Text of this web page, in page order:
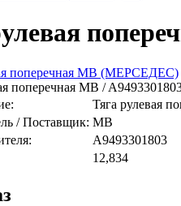
Тяга рулевая
/ Поставщик: MB
A9493301803
12,834